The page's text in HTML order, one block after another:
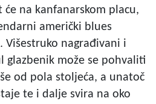
na kanfanarskom placu,
američki blues
Višestruko nagrađivani i
glazbenik može se pohvaliti
od pola stoljeća, a unatoč
te i dalje svira na oko